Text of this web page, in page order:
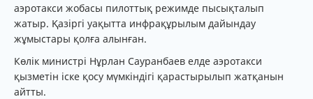
аэротакси жобасы пилоттық режимде пысықталып
жатыр. Қазіргі уақытта инфрақұрылым дайындау
жұмыстары қолға алынған.
Көлік министрі Нұрлан Сауранбаев елде аэротакси
қызметін іске қосу мүмкіндігі қарастырылып жатқанын
айтты.